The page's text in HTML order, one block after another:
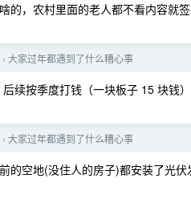
的，农村里面的老人都不看内容就
› 大家过年都遇到了什么糟心事
续按季度打钱（一块板子 15 块钱
› 大家过年都遇到了什么糟心事
的空地(没住人的房子)都安装了光